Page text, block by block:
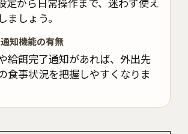
ましょう。
知機能の有無
給餌完了通知があれば、外出先
食事状況を把握しやすくなりま